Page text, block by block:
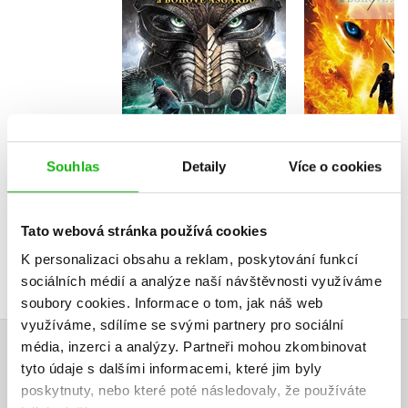
Souhlas Detaily Více o cookies
Tato webová stránka používá cookies
K personalizaci obsahu a reklam, poskytování funkcí
sociálních médií a analýze naší návštěvnosti využíváme
soubory cookies. Informace o tom, jak náš web
využíváme, sdílíme se svými partnery pro sociální
média, inzerci a analýzy. Partneři mohou zkombinovat
tyto údaje s dalšími informacemi, které jim byly
poskytnuty, nebo které poté následovaly, že používáte
Rick Riordan
319 Kč
HODNOCENÍ ČTENÁŘŮ